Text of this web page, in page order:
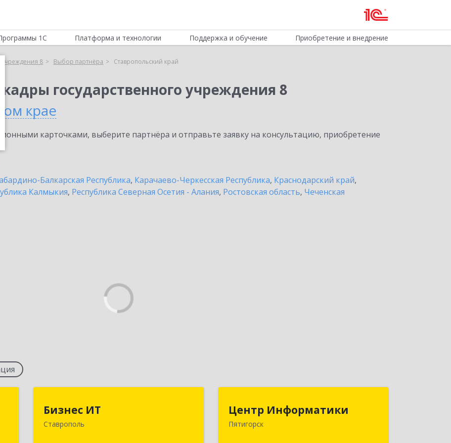
1С Платформа и технологии Поддержка и обучение Приобретение и внедрение
учреждения 8 Выбор партнёра Ставропольский край
государственного учреждения 8
крае
карточками, выберите партнёра и отправьте заявку на консультацию, приобретение
Балкарская Республика, Карачаево-Черкесская Республика, Краснодарский край,
Калмыкия, Республика Северная Осетия - Алания, Ростовская область, Чеченская
Бизнес ИТ
Ставрополь355035, Ставропольский край,
Центр Информатики
Пятигорск
Центр Информатики
357500, Ставропольский край,